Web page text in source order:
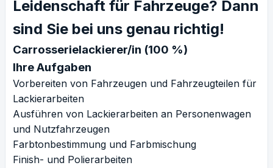
Leidenschaft für Fahrzeuge? Dann
sind Sie bei uns genau richtig!
Carrosserielackierer/in (100 %)
Ihre Aufgaben
Vorbereiten von Fahrzeugen und Fahrzeugteilen für
Lackierarbeiten
Ausführen von Lackierarbeiten an Personenwagen
und Nutzfahrzeugen
Farbtonbestimmung und Farbmischung
Finish- und Polierarbeiten